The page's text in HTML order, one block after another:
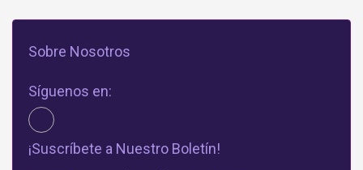
Sobre Nosotros
Síguenos en:
¡Suscríbete a Nuestro Boletín!